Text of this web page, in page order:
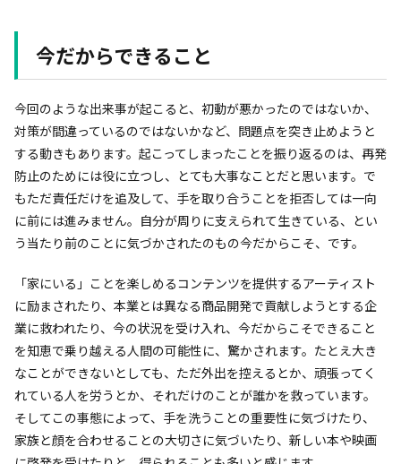
今だからできること
今回のような出来事が起こると、初動が悪かったのではないか、
対策が間違っているのではないかなど、問題点を突き止めようと
する動きもあります。起こってしまったことを振り返るのは、再発
防止のためには役に立つし、とても大事なことだと思います。で
もただ責任だけを追及して、手を取り合うことを拒否しては一向
に前には進みません。自分が周りに支えられて生きている、とい
う当たり前のことに気づかされたのもの今だからこそ、です。
「家にいる」ことを楽しめるコンテンツを提供するアーティスト
に励まされたり、本業とは異なる商品開発で貢献しようとする企
業に救われたり、今の状況を受け入れ、今だからこそできること
を知恵で乗り越える人間の可能性に、驚かされます。たとえ大き
なことができないとしても、ただ外出を控えるとか、頑張ってく
れている人を労うとか、それだけのことが誰かを救っています。
そしてこの事態によって、手を洗うことの重要性に気づけたり、
家族と顔を合わせることの大切さに気づいたり、新しい本や映画